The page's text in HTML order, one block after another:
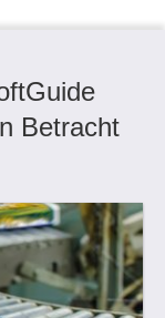
Betracht